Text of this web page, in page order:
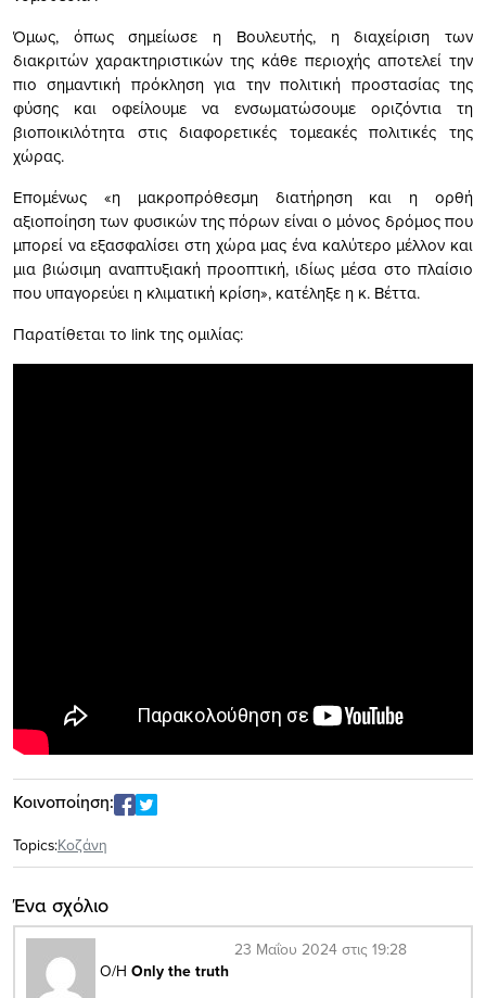
Όμως, όπως σημείωσε η Βουλευτής, η διαχείριση των
διακριτών χαρακτηριστικών της κάθε περιοχής αποτελεί την
πιο σημαντική πρόκληση για την πολιτική προστασίας της
φύσης και οφείλουμε να ενσωματώσουμε οριζόντια τη
βιοποικιλότητα στις διαφορετικές τομεακές πολιτικές της
χώρας.
Επομένως «η μακροπρόθεσμη διατήρηση και η ορθή
αξιοποίηση των φυσικών της πόρων είναι ο μόνος δρόμος που
μπορεί να εξασφαλίσει στη χώρα μας ένα καλύτερο μέλλον και
μια βιώσιμη αναπτυξιακή προοπτική, ιδίως μέσα στο πλαίσιο
που υπαγορεύει η κλιματική κρίση», κατέληξε η κ. Βέττα.
Παρατίθεται το link της ομιλίας:
Κοινοποίηση:
Topics:Κοζάνη
Ένα σχόλιο
Ο/Η Only the truth
23 Μαΐου 2024 στις 19:28